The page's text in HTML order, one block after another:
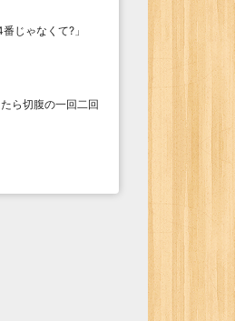
じゃなくて? 」
ら切腹の一回二回